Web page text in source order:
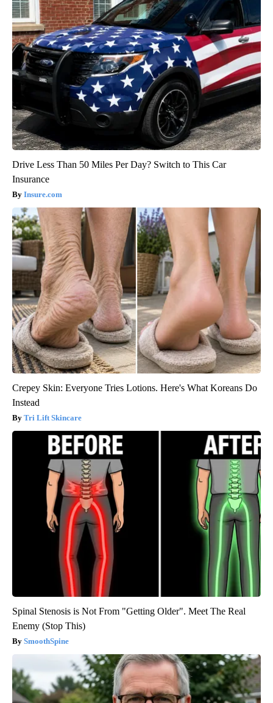
Drive Less Than 50 Miles Per Day? Switch to This Car
Insurance
Insure.com
Crepey Skin: Everyone Tries Lotions. Here's What Koreans Do
Instead
Tri Lift Skincare
Spinal Stenosis is Not From "Getting Older". Meet The Real
Enemy (Stop This)
SmoothSpine